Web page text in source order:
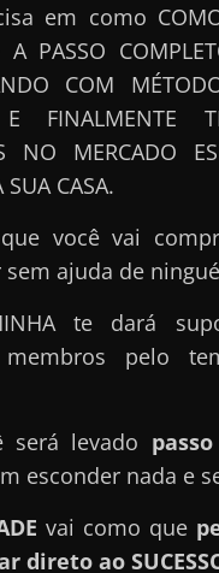
em como
A PASSO
COM
E FINALMENTE
NO MERCADO
CASA.
você vai
ajuda de
te dará
membros pelo
será levado
esconder nada e
vai como que
direto ao